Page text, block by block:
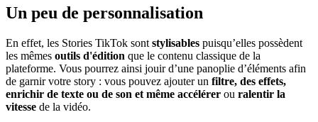
Un peu de personnalisation
En effet, les Stories TikTok sont stylisables puisqu’elles possèdent
les mêmes outils d'édition que le contenu classique de la
plateforme. Vous pourrez ainsi jouir d’une panoplie d’éléments afin
de garnir votre story : vous pouvez ajouter un filtre, des effets,
enrichir de texte ou de son et même accélérer ou ralentir la
vitesse de la vidéo.